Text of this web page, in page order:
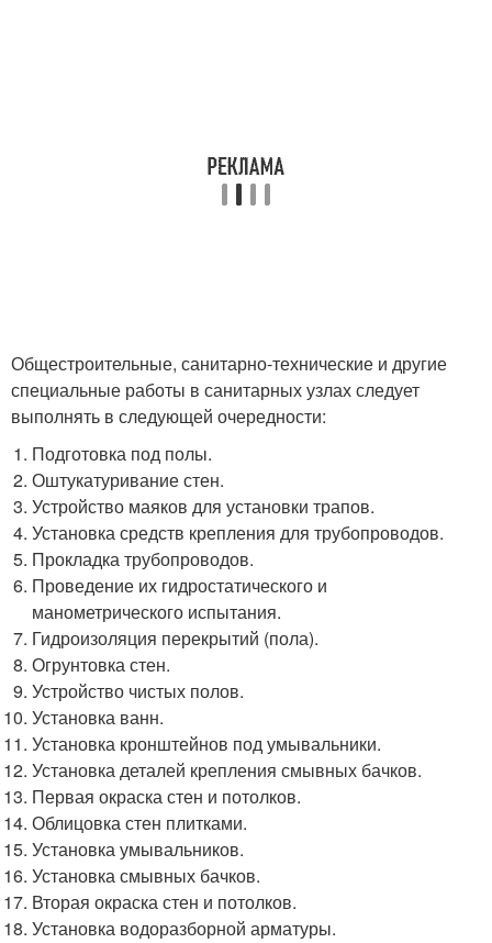
Общестроительные, санитарно-технические и другие
специальные работы в санитарных узлах следует
выполнять в следующей очередности:
Подготовка под полы.
Оштукатуривание стен.
Устройство маяков для установки трапов.
Установка средств крепления для трубопроводов.
Прокладка трубопроводов.
Проведение их гидростатического и
манометрического испытания.
Гидроизоляция перекрытий (пола).
Огрунтовка стен.
Устройство чистых полов.
Установка ванн.
Установка кронштейнов под умывальники.
Установка деталей крепления смывных бачков.
Первая окраска стен и потолков.
Облицовка стен плитками.
Установка умывальников.
Установка смывных бачков.
Вторая окраска стен и потолков.
Установка водоразборной арматуры.